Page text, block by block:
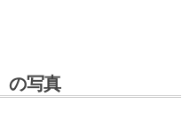
の写真